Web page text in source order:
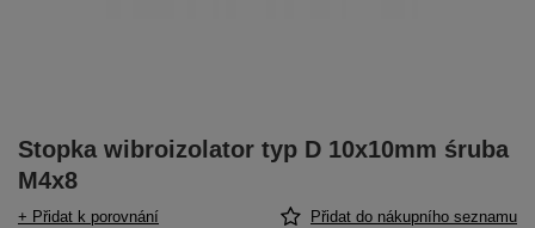
Stopka wibroizolator typ D 10x10mm śruba
M4x8
+ Přidat k porovnání Přidat do nákupního seznamu